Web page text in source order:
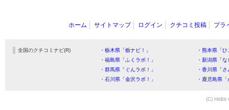
ホーム サイトマップ ログイン クチコミ投稿 プラ
全国のクチコミナビ(R) ・栃木県「栃ナビ！」
・熊本県「
・福島県「ふくラボ！」
・新潟県「
・群馬県「ぐんラボ！」
・香川県「
・石川県「金沢ラボ！」
・鹿児島県
(C) HitBit